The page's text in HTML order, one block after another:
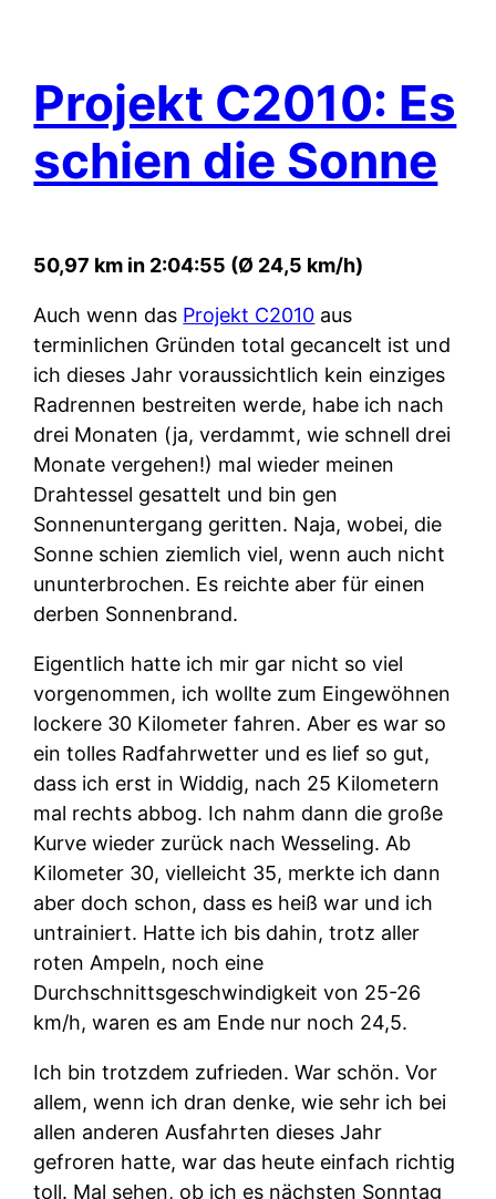
Projekt C2010: Es
schien die Sonne
50,97 km in 2:04:55 (Ø 24,5 km/h)
Auch wenn das Projekt C2010 aus
terminlichen Gründen total gecancelt ist und
ich dieses Jahr voraussichtlich kein einziges
Radrennen bestreiten werde, habe ich nach
drei Monaten (ja, verdammt, wie schnell drei
Monate vergehen!) mal wieder meinen
Drahtessel gesattelt und bin gen
Sonnenuntergang geritten. Naja, wobei, die
Sonne schien ziemlich viel, wenn auch nicht
ununterbrochen. Es reichte aber für einen
derben Sonnenbrand.
Eigentlich hatte ich mir gar nicht so viel
vorgenommen, ich wollte zum Eingewöhnen
lockere 30 Kilometer fahren. Aber es war so
ein tolles Radfahrwetter und es lief so gut,
dass ich erst in Widdig, nach 25 Kilometern
mal rechts abbog. Ich nahm dann die große
Kurve wieder zurück nach Wesseling. Ab
Kilometer 30, vielleicht 35, merkte ich dann
aber doch schon, dass es heiß war und ich
untrainiert. Hatte ich bis dahin, trotz aller
roten Ampeln, noch eine
Durchschnittsgeschwindigkeit von 25-26
km/h, waren es am Ende nur noch 24,5.
Ich bin trotzdem zufrieden. War schön. Vor
allem, wenn ich dran denke, wie sehr ich bei
allen anderen Ausfahrten dieses Jahr
gefroren hatte, war das heute einfach richtig
toll. Mal sehen, ob ich es nächsten Sonntag